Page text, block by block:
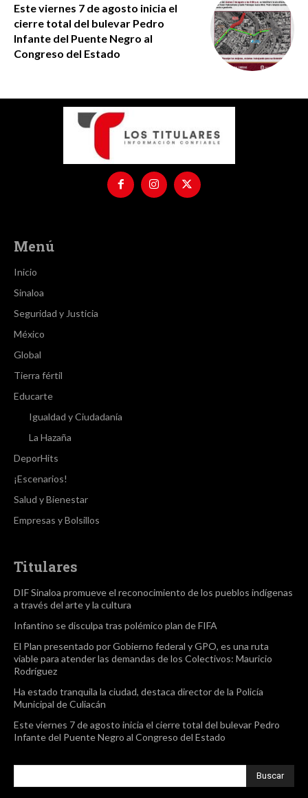
Este viernes 7 de agosto inicia el
cierre total del bulevar Pedro
Infante del Puente Negro al
Congreso del Estado
Menú
Inicio
Sinaloa
Seguridad y Justicia
México
Global
Tierra fértil
Educarte
Igualdad y Ciudadanía
La Hazaña
DeporHits
¡Escenarios!
Salud y Bienestar
Empresas y Bolsillos
Titulares
DIF Sinaloa promueve el reconocimiento de los pueblos indígenas
a través del arte y la cultura
Infantino se disculpa tras polémico plan de FIFA
El Plan presentado por Gobierno federal y GPO, es una ruta
viable para atender las demandas de los Colectivos: Mauricio
Rodríguez
Ha estado tranquila la ciudad, destaca director de la Policía
Municipal de Culiacán
Este viernes 7 de agosto inicia el cierre total del bulevar Pedro
Infante del Puente Negro al Congreso del Estado
Buscar